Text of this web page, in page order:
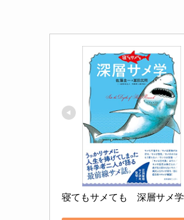
寝てもサメても　深層サメ学